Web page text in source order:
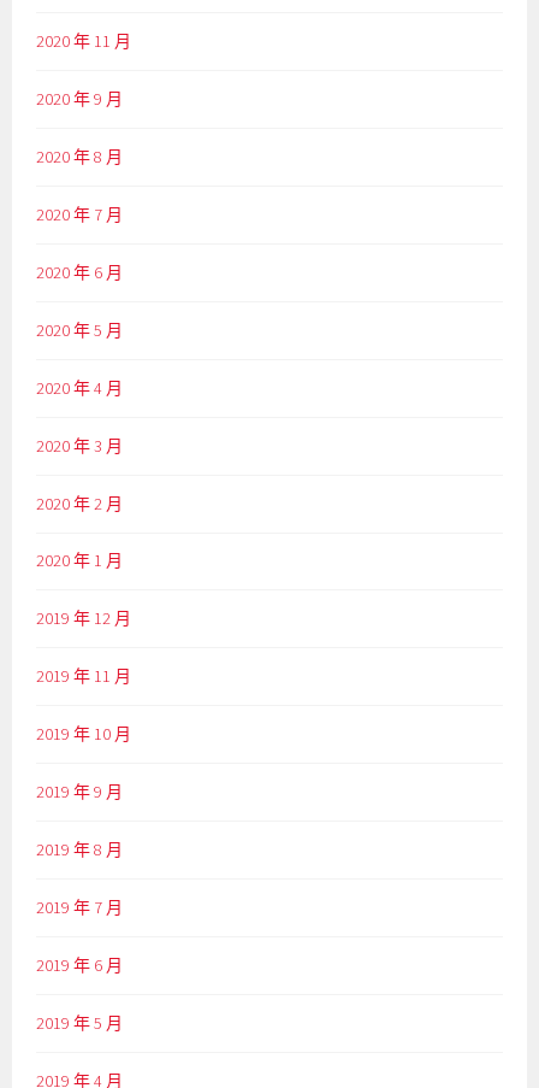
2020 年 11 月
2020 年 9 月
2020 年 8 月
2020 年 7 月
2020 年 6 月
2020 年 5 月
2020 年 4 月
2020 年 3 月
2020 年 2 月
2020 年 1 月
2019 年 12 月
2019 年 11 月
2019 年 10 月
2019 年 9 月
2019 年 8 月
2019 年 7 月
2019 年 6 月
2019 年 5 月
2019 年 4 月